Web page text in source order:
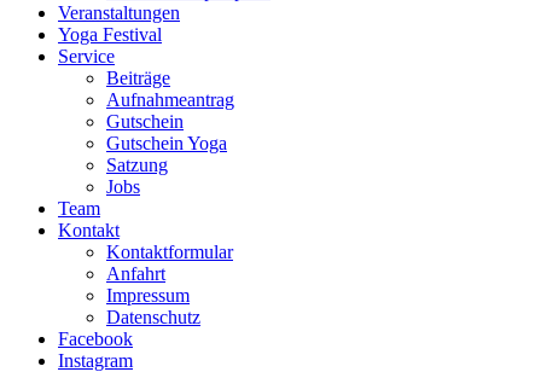
Veranstaltungen
Yoga Festival
Service
Beiträge
Aufnahmeantrag
Gutschein
Gutschein Yoga
Satzung
Jobs
Team
Kontakt
Kontaktformular
Anfahrt
Impressum
Datenschutz
Facebook
Instagram